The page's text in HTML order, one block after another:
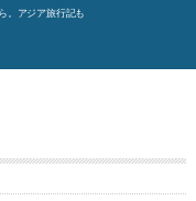
。アジア旅行記も